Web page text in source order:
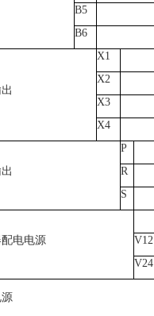
B5
B6
X1
X2
X3
X4
P
R
S
电电源
V12
V24